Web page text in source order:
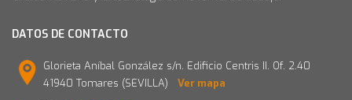
DATOS DE CONTACTO
Glorieta Aníbal González s/n. Edificio Centris II. Of. 2.40
41940 Tomares (SEVILLA) Ver mapa